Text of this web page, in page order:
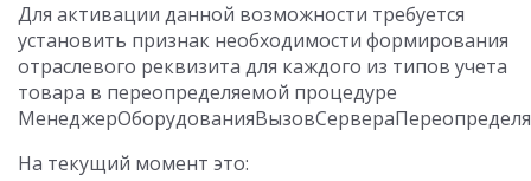
Для активации данной возможности требуется
установить признак необходимости формирования
отраслевого реквизита для каждого из типов учета
товара в переопределяемой процедуре
На текущий момент это: